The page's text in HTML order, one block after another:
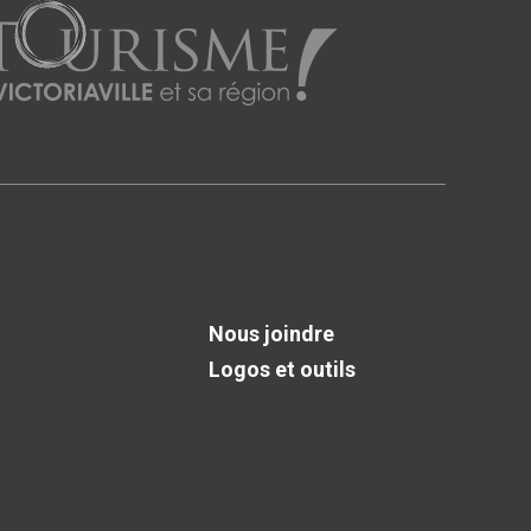
Nous joindre
Logos et outils